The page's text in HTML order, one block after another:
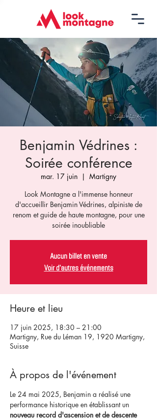
Benjamin Védrines :
Soirée conférence
mar. 17 juin
  |
Martigny
Look Montagne a l'immense honneur
d'accueillir Benjamin Védrines, alpiniste de
renom et guide de haute montagne, pour une
soirée inoubliable
Aucun billet en vente
Voir d'autres événements
Heure et lieu
17 juin 2025, 18:30 – 21:00
Martigny, Rue du Léman 19, 1920 Martigny,
Suisse
À propos de l'événement
Le 24 mai 2025, Benjamin a réalisé une
performance historique en établissant un
nouveau record d'ascension et de descente